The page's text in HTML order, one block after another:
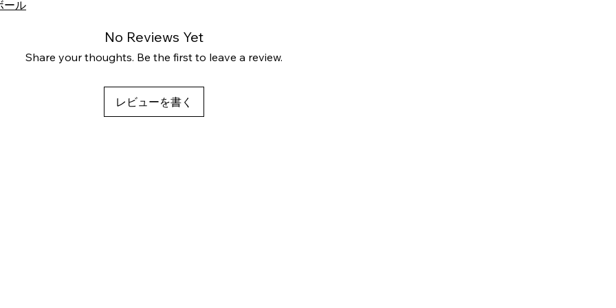
ール
No Reviews Yet
Share your thoughts. Be the first to leave a review.
レビューを書く